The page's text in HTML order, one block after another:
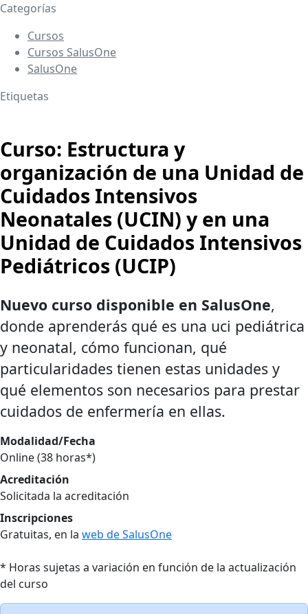
Categorías
Cursos
Cursos SalusOne
SalusOne
Etiquetas
Curso: Estructura y
organización de una Unidad de
Cuidados Intensivos
Neonatales (UCIN) y en una
Unidad de Cuidados Intensivos
Pediátricos (UCIP)
Nuevo curso disponible en SalusOne,
donde aprenderás qué es una uci pediátrica
y neonatal, cómo funcionan, qué
particularidades tienen estas unidades y
qué elementos son necesarios para prestar
cuidados de enfermería en ellas.
Modalidad/Fecha
Online (38 horas*)
Acreditación
Solicitada la acreditación
Inscripciones
Gratuitas, en la web de SalusOne
* Horas sujetas a variación en función de la actualización
del curso